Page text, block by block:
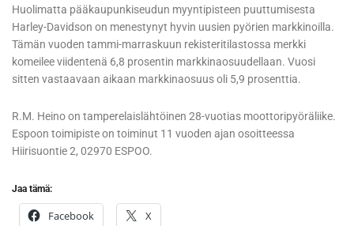
Huolimatta pääkaupunkiseudun myyntipisteen puuttumisesta
Harley-Davidson on menestynyt hyvin uusien pyörien markkinoilla.
Tämän vuoden tammi-marraskuun rekisteritilastossa merkki
komeilee viidentenä 6,8 prosentin markkinaosuudellaan. Vuosi
sitten vastaavaan aikaan markkinaosuus oli 5,9 prosenttia.
R.M. Heino on tamperelaislähtöinen 28-vuotias moottoripyöräliike.
Espoon toimipiste on toiminut 11 vuoden ajan osoitteessa
Hiirisuontie 2, 02970 ESPOO.
Jaa tämä:
Facebook X